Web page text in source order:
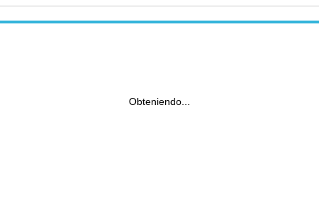
Obteniendo...